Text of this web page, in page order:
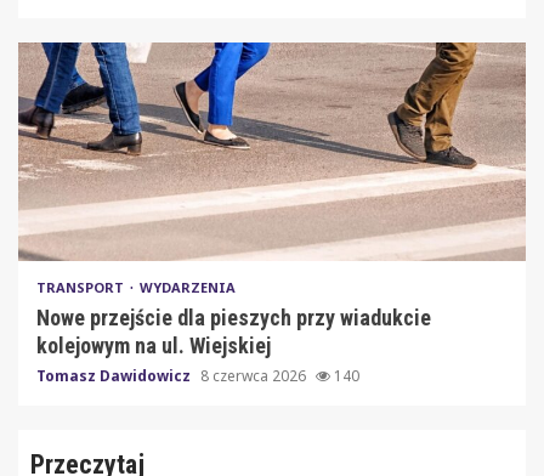
TRANSPORT WYDARZENIA
Nowe przejście dla pieszych przy wiadukcie
kolejowym na ul. Wiejskiej
Tomasz Dawidowicz 8 czerwca 2026 140
Przeczytaj